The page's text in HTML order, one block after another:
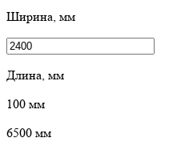
Ширина, мм
Длина, мм
100 мм
6500 мм